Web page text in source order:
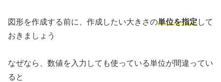
図形を作成する前に、作成したい大きさの単位を指定して
おきましょう
なぜなら、数値を入力しても使っている単位が間違ってい
ると